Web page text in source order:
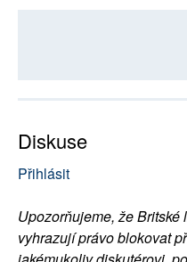
Diskuse
Přihlásit
Upozorňujeme, že
vyhrazují právo blokovat